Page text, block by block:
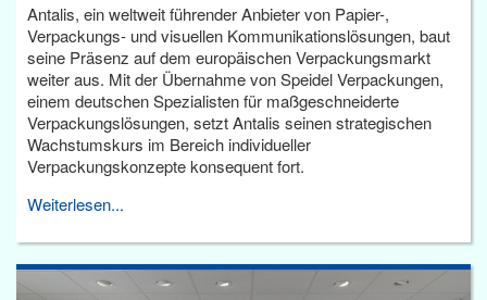
Antalis, ein weltweit führender Anbieter von Papier-,
Verpackungs- und visuellen Kommunikationslösungen, baut
seine Präsenz auf dem europäischen Verpackungsmarkt
weiter aus. Mit der Übernahme von Speidel Verpackungen,
einem deutschen Spezialisten für maßgeschneiderte
Verpackungslösungen, setzt Antalis seinen strategischen
Wachstumskurs im Bereich individueller
Verpackungskonzepte konsequent fort.
Weiterlesen...